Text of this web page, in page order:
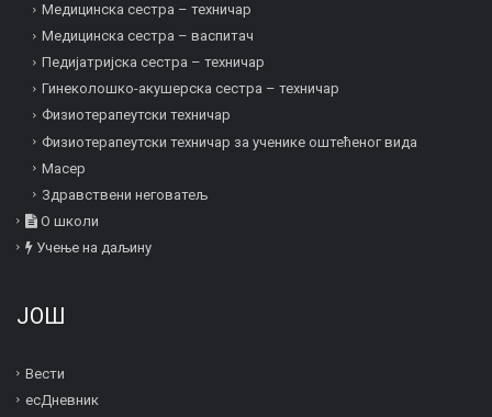
Медицинска сестра – техничар
Медицинска сестра – васпитач
Педијатријска сестра – техничар
Гинеколошко-акушерска сестра – техничар
Физиотерапеутски техничар
Физиотерапеутски техничар за ученике оштећеног вида
Mасер
Здравствени неговатељ
О школи
Учење на даљину
ЈОШ
Вести
есДневник